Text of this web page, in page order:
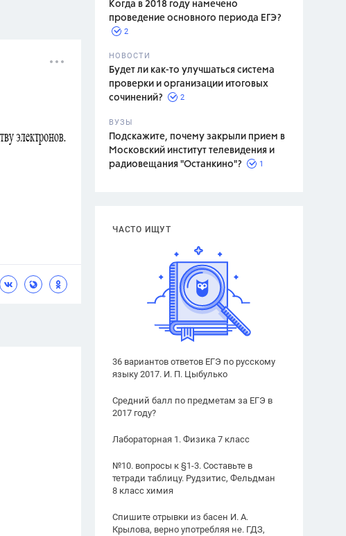
Когда в 2018 году намечено
проведение основного периода ЕГЭ?
2
НОВОСТИ
Будет ли как-то улучшаться система
проверки и организации итоговых
сочинений?
2
ВУЗЫ
Подскажите, почему закрыли прием в
Московский институт телевидения и
радиовещания "Останкино"?
1
ЧАСТО ИЩУТ
36 вариантов ответов ЕГЭ по русскому
языку 2017. И. П. Цыбулько
Средний балл по предметам за ЕГЭ в
2017 году?
Лабораторная 1. Физика 7 класс
№10. вопросы к §1-3. Составьте в
тетради таблицу. Рудзитис, Фельдман
8 класс химия
Спишите отрывки из басен И. А.
Крылова, верно употребляя не. ГДЗ,